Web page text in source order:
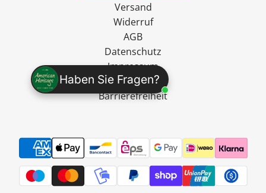
Haben Sie Fragen?
Versand
Widerruf
AGB
Datenschutz
Impressum
Sitemap
Barrierefreiheit